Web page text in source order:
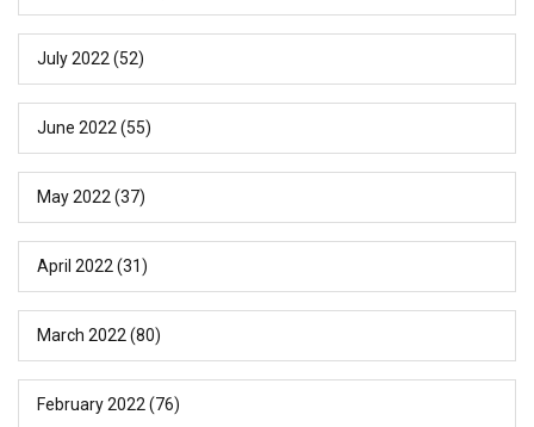
July 2022 (52)
June 2022 (55)
May 2022 (37)
April 2022 (31)
March 2022 (80)
February 2022 (76)